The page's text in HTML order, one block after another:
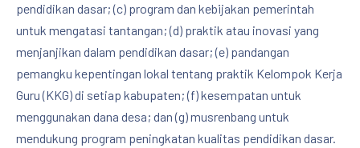
pendidikan dasar; (c) program dan kebijakan pemerintah
untuk mengatasi tantangan; (d) praktik atau inovasi yang
menjanjikan dalam pendidikan dasar; (e) pandangan
pemangku kepentingan lokal tentang praktik Kelompok Kerja
Guru (KKG) di setiap kabupaten; (f) kesempatan untuk
menggunakan dana desa; dan (g) musrenbang untuk
mendukung program peningkatan kualitas pendidikan dasar.